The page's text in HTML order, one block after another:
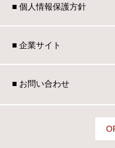
■ 個人情報保護方針
■ 企業サイト
■ お問い合わせ